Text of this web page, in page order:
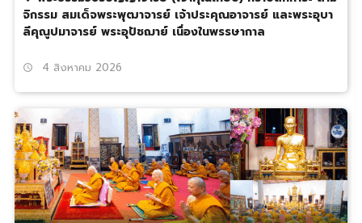
จิกรรม สมเด็จพระพุฒาจารย์ เจ้าประคุณอาจารย์ และพระอุบา
ลีคุณูปมาจารย์ พระอุปัชฌาย์ เนื่องในพรรษากาล
schedule 4 สิงหาคม 2026